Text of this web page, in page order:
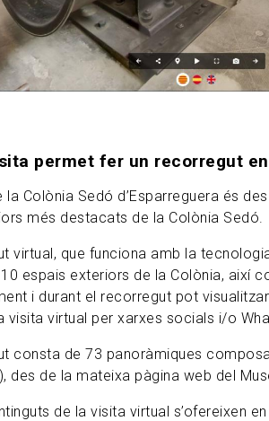
permet fer un recorregut
la Colònia Sedó d’Esparreguera és
més destacats de la Colònia Sedó.
virtual, que funciona amb la
espais exteriors de la Colònia, així
i durant el recorregut pot
visita virtual per xarxes socials i/o
consta de 73 panoràmiques
des de la mateixa pàgina web del
de la visita virtual s’ofereixen